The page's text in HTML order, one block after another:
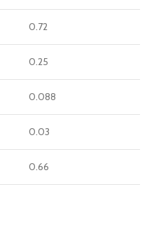
0.72
0.25
0.088
0.03
0.66